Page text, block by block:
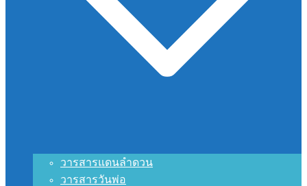
วารสารแดนลำดวน
วารสารวันพ่อ